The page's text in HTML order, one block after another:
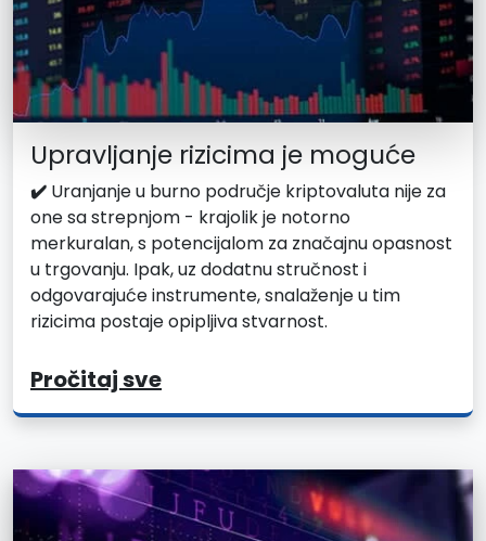
Upravljanje rizicima je moguće
✔️ Uranjanje u burno područje kriptovaluta nije za
one sa strepnjom - krajolik je notorno
merkuralan, s potencijalom za značajnu opasnost
u trgovanju. Ipak, uz dodatnu stručnost i
odgovarajuće instrumente, snalaženje u tim
rizicima postaje opipljiva stvarnost.
Pročitaj sve